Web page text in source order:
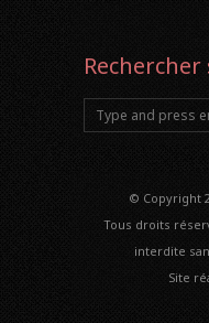
© Copyright
Tous droits
interdite
Site